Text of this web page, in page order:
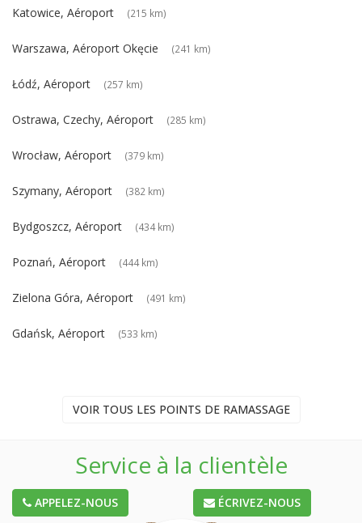
Katowice, Aéroport (215 km)
Warszawa, Aéroport Okęcie (241 km)
Łódź, Aéroport (257 km)
Ostrawa, Czechy, Aéroport (285 km)
Wrocław, Aéroport (379 km)
Szymany, Aéroport (382 km)
Bydgoszcz, Aéroport (434 km)
Poznań, Aéroport (444 km)
Zielona Góra, Aéroport (491 km)
Gdańsk, Aéroport (533 km)
VOIR TOUS LES POINTS DE RAMASSAGE
Service à la clientèle
APPELEZ-NOUS ÉCRIVEZ-NOUS